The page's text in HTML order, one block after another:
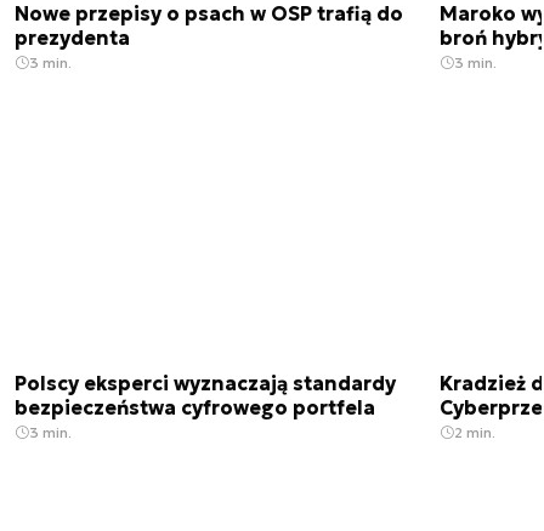
Nowe przepisy o psach w OSP trafią do
prezydenta
3 min.
Maroko
broń
3 min.
Polscy eksperci wyznaczają standardy
bezpieczeństwa cyfrowego portfela
3 min.
Kradzież
2 min.